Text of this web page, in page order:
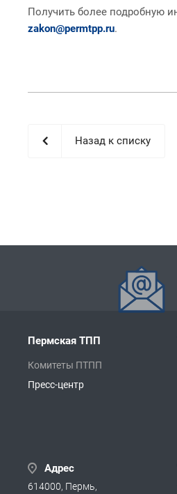
Получить более подробную
zakon@permtpp.ru.
Назад к списку
Пермская ТПП
Комитеты ПТПП
Пресс-центр
Адрес
614000, Пермь,